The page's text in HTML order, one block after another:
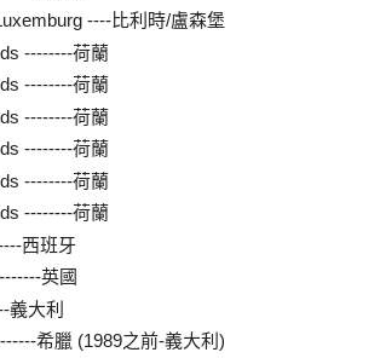
----比利時/盧森堡
--------荷蘭
--------荷蘭
--------荷蘭
--------荷蘭
--------荷蘭
--------荷蘭
西班牙
英國
義大利
希臘 (1989之前-義大利)